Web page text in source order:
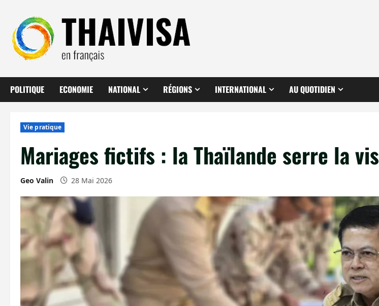
contenu
POLITIQUE ECONOMIE NATIONAL RÉGIONS INTERNATIONAL AU QUOTIDIEN
Vie pratique
Mariages fictifs : la Thaïlande serre la vis
Geo Valin 28 Mai 2026